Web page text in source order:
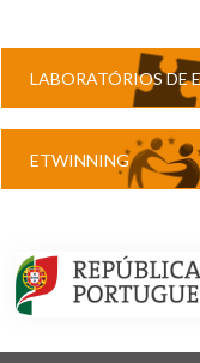
LABORATÓRIOS DE
ETWINNING